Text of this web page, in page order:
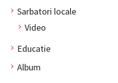
Sarbatori locale
Video
Educatie
Album